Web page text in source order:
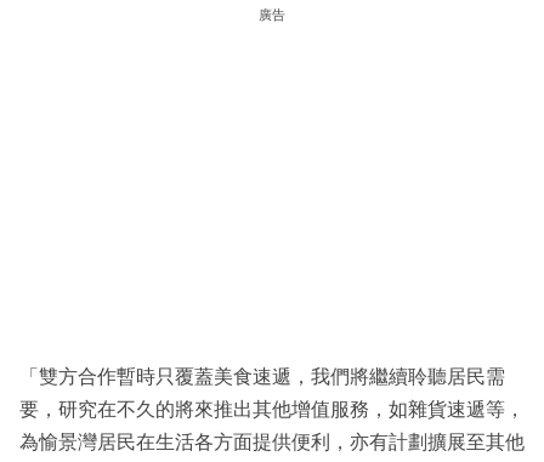
廣告
「雙方合作暫時只覆蓋美食速遞，我們將繼續聆聽居民需
要，研究在不久的將來推出其他增值服務，如雜貨速遞等，
為愉景灣居民在生活各方面提供便利，亦有計劃擴展至其他